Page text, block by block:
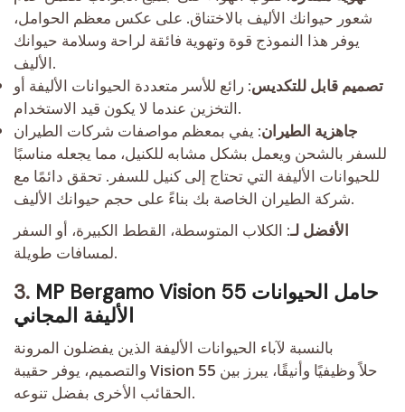
شعور حيوانك الأليف بالاختناق. على عكس معظم الحوامل،
يوفر هذا النموذج قوة وتهوية فائقة لراحة وسلامة حيوانك
الأليف.
تصميم قابل للتكديس: رائع للأسر متعددة الحيوانات الأليفة أو
التخزين عندما لا يكون قيد الاستخدام.
جاهزية الطيران: يفي بمعظم مواصفات شركات الطيران
للسفر بالشحن ويعمل بشكل مشابه للكنيل، مما يجعله مناسبًا
للحيوانات الأليفة التي تحتاج إلى كنيل للسفر. تحقق دائمًا مع
شركة الطيران الخاصة بك بناءً على حجم حيوانك الأليف.
الأفضل لـ: الكلاب المتوسطة، القطط الكبيرة، أو السفر
لمسافات طويلة.
3. MP Bergamo Vision 55 حامل الحيوانات
الأليفة المجاني
بالنسبة لآباء الحيوانات الأليفة الذين يفضلون المرونة
والتصميم، يوفر حقيبة Vision 55 حلاً وظيفيًا وأنيقًا، يبرز بين
الحقائب الأخرى بفضل تنوعه.